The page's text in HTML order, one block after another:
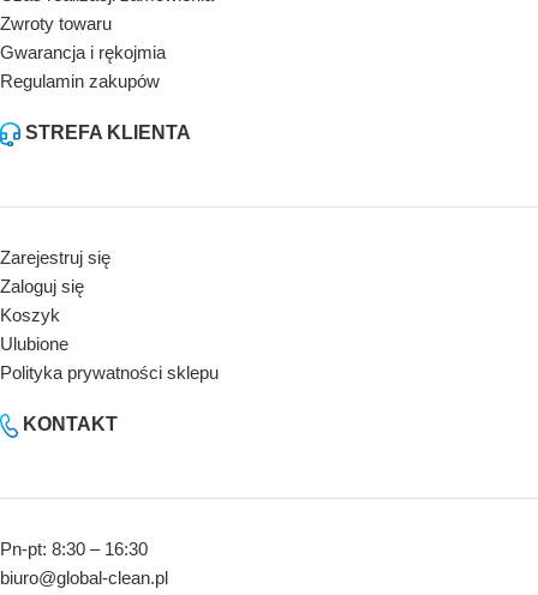
Zwroty towaru
Gwarancja i rękojmia
Regulamin zakupów
STREFA KLIENTA
Zarejestruj się
Zaloguj się
Koszyk
Ulubione
Polityka prywatności sklepu
KONTAKT
Pn-pt: 8:30 – 16:30
biuro@global-clean.pl